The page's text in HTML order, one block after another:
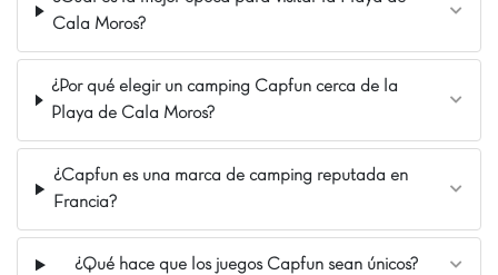
centro de Cambrils, una de las ciudades más
riviera, llena de pequeños restaurantes,
hermosas playas. Este destino es uno de
nuestros valores seguros. :) ¡Tapas, sol y playa
Nuestros Extras
Solamente a 2 km de la playa
A 10 km de Port Aventura
A 10 min de Salou
Cala Moros?
¿Por qué elegir un camping Capfun cerca de la
Playa de Cala Moros?
¿Capfun es una marca de camping reputada en
Francia?
¿Qué hace que los juegos Capfun sean únicos?